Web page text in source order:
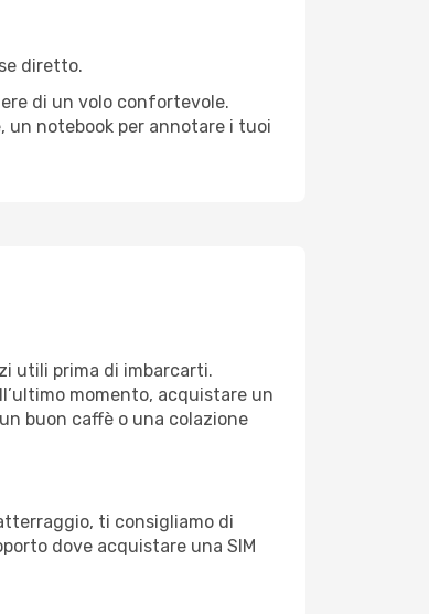
diretto.
di un volo confortevole.
notebook per annotare i tuoi
utili prima di imbarcarti.
momento, acquistare un
buon caffè o una colazione
ti consigliamo di
dove acquistare una SIM